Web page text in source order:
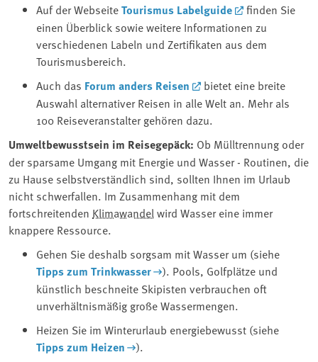
Auf der WebseiteTourismus Labelguide
finden Sie
einen Überblick sowie weitere Informationen zu
verschiedenen Labeln und Zertifikaten aus dem
Tourismusbereich.
Auch das Forum anders Reisen
bietet eine breite
Auswahl alternativer Reisen in alle Welt an. Mehr als
100 Reiseveranstalter gehören dazu.
Umweltbewusstsein im Reisegepäck: Ob Mülltrennung oder
der sparsame Umgang mit Energie und Wasser - Routinen, die
zu Hause selbstverständlich sind, sollten Ihnen im Urlaub
nicht schwerfallen. Im Zusammenhang mit dem
fortschreitenden Klimawandel wird Wasser eine immer
knappere Ressource.
Gehen Sie deshalb sorgsam mit Wasser um (siehe
Tipps zum Trinkwasser
). Pools, Golfplätze und
künstlich beschneite Skipisten verbrauchen oft
unverhältnismäßig große Wassermengen.
Heizen Sie im Winterurlaub energiebewusst (siehe
Tipps zum Heizen
).